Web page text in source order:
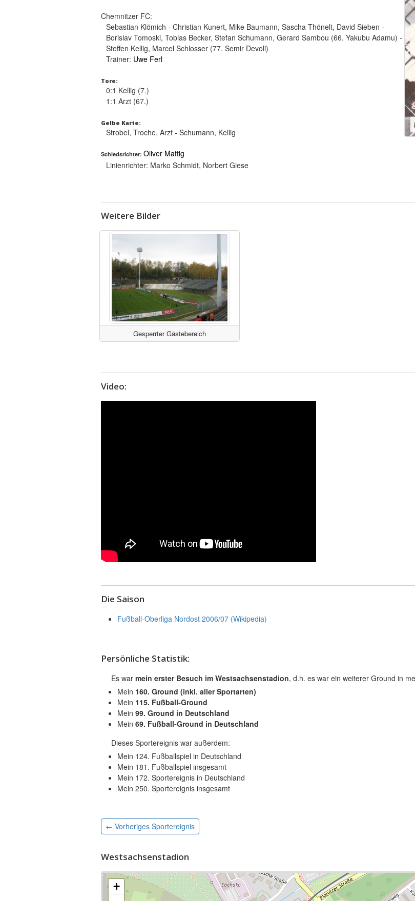
Chemnitzer FC:
Sebastian Klömich - Christian Kunert, Mike Baumann, Sascha Thönelt, David Sieben -
Borislav Tomoski, Tobias Becker, Stefan Schumann, Gerard Sambou (66. Yakubu Adamu) -
Steffen Kellig, Marcel Schlosser (77. Semir Devoli)
Trainer: Uwe Ferl
Tore:
0:1 Kellig (7.)
1:1 Arzt (67.)
Gelbe Karte:
Strobel, Troche, Arzt - Schumann, Kellig
Schiedsrichter: Oliver Mattig
Linienrichter: Marko Schmidt, Norbert Giese
Weitere Bilder
Gesperrter Gästebereich
Video:
Die Saison
Fußball-Oberliga Nordost 2006/07 (Wikipedia)
Persönliche Statistik:
Es war mein erster Besuch im Westsachsenstadion, d.h. es war ein weiterer Ground in
Mein 160. Ground (inkl. aller Sportarten)
Mein 115. Fußball-Ground
Mein 99. Ground in Deutschland
Mein 69. Fußball-Ground in Deutschland
Dieses Sportereignis war außerdem:
Mein 124. Fußballspiel in Deutschland
Mein 181. Fußballspiel insgesamt
Mein 172. Sportereignis in Deutschland
Mein 250. Sportereignis insgesamt
← Vorheriges Sportereignis
Westsachsenstadion
+